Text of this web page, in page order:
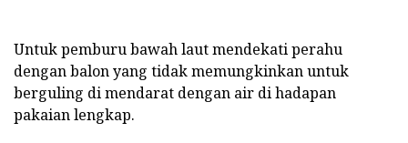
Untuk pemburu bawah laut mendekati perahu
dengan balon yang tidak memungkinkan untuk
berguling di mendarat dengan air di hadapan
pakaian lengkap.